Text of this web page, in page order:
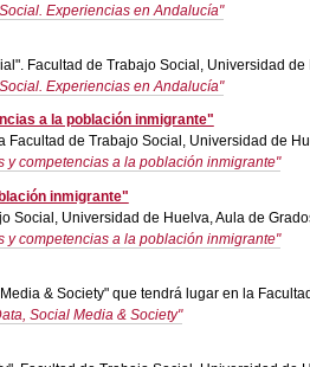
Experiencias en Andalucía"
Facultad de Trabajo Social, Universidad
Experiencias en Andalucía"
a la población inmigrante"
de Trabajo Social, Universidad de
competencias a la población inmigrante"
inmigrante"
Social, Universidad de Huelva, Aula de
competencias a la población inmigrante"
& Society" que tendrá lugar en la
Social Media & Society"